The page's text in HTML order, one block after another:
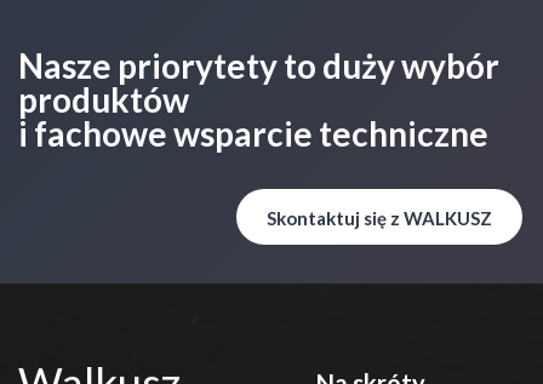
Nasze priorytety to duży wybór
produktów
i fachowe wsparcie techniczne
Skontaktuj się z WALKUSZ